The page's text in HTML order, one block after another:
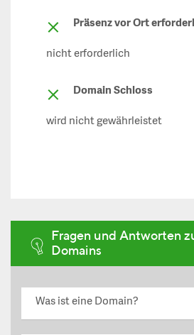
Präsenz vor Ort
nicht erforderlich
Domain Schloss
wird nicht gewährleistet
Fragen und Antworten
Domains
Was ist eine Domain?